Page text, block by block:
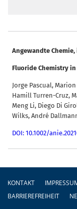
Angewandte
Fluoride Chemistry
Jorge Pascual,
Hamill Turren-Cruz,
Meng Li, Diego Di
Wilks, André
DOI: 10.1002/
Fußzeile
KONTAKT
BARRIEREFREIHEIT